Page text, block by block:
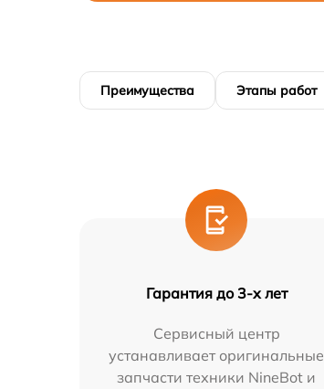
Преимущества Этапы работ
Гарантия до 3-х лет
Сервисный центр
устанавливает оригинальные
запчасти техники NineBot и